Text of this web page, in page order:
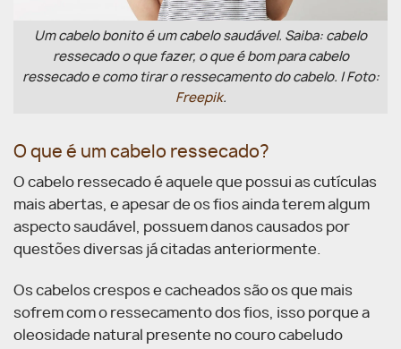
Um cabelo bonito é um cabelo saudável. Saiba: cabelo
ressecado o que fazer, o que é bom para cabelo
ressecado e como tirar o ressecamento do cabelo. | Foto:
Freepik.
O que é um cabelo ressecado?
O cabelo ressecado é aquele que possui as cutículas
mais abertas, e apesar de os fios ainda terem algum
aspecto saudável, possuem danos causados por
questões diversas já citadas anteriormente.
Os cabelos crespos e cacheados são os que mais
sofrem com o ressecamento dos fios, isso porque a
oleosidade natural presente no couro cabeludo